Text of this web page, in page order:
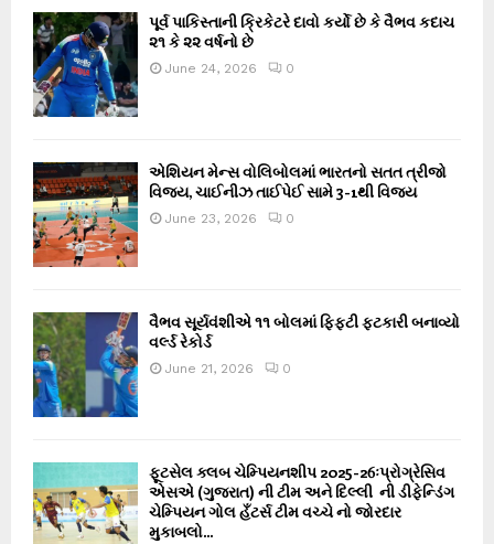
પૂર્વ પાકિસ્તાની ક્રિકેટરે દાવો કર્યો છે કે વૈભવ કદાચ
૨૧ કે ૨૨ વર્ષનો છે
June 24, 2026 0
એશિયન મેન્સ વોલિબોલમાં ભારતનો સતત ત્રીજો
વિજય, ચાઈનીઝ તાઈપેઈ સામે 3-1થી વિજય
June 23, 2026 0
વૈભવ સૂર્યવંશીએ ૧૧ બોલમાં ફિફ્ટી ફટકારી બનાવ્યો
વર્લ્ડ રેકોર્ડ
June 21, 2026 0
ફૂટસેલ ક્લબ ચેમ્પિયનશીપ 2025-26ઃપ્રોગ્રેસિવ
એસએ (ગુજરાત) ની ટીમ અને દિલ્લી ની ડીફેન્ડિંગ
ચેમ્પિયન ગોલ હઁટર્સ ટીમ વચ્ચે નો જોરદાર
મુકાબલો...